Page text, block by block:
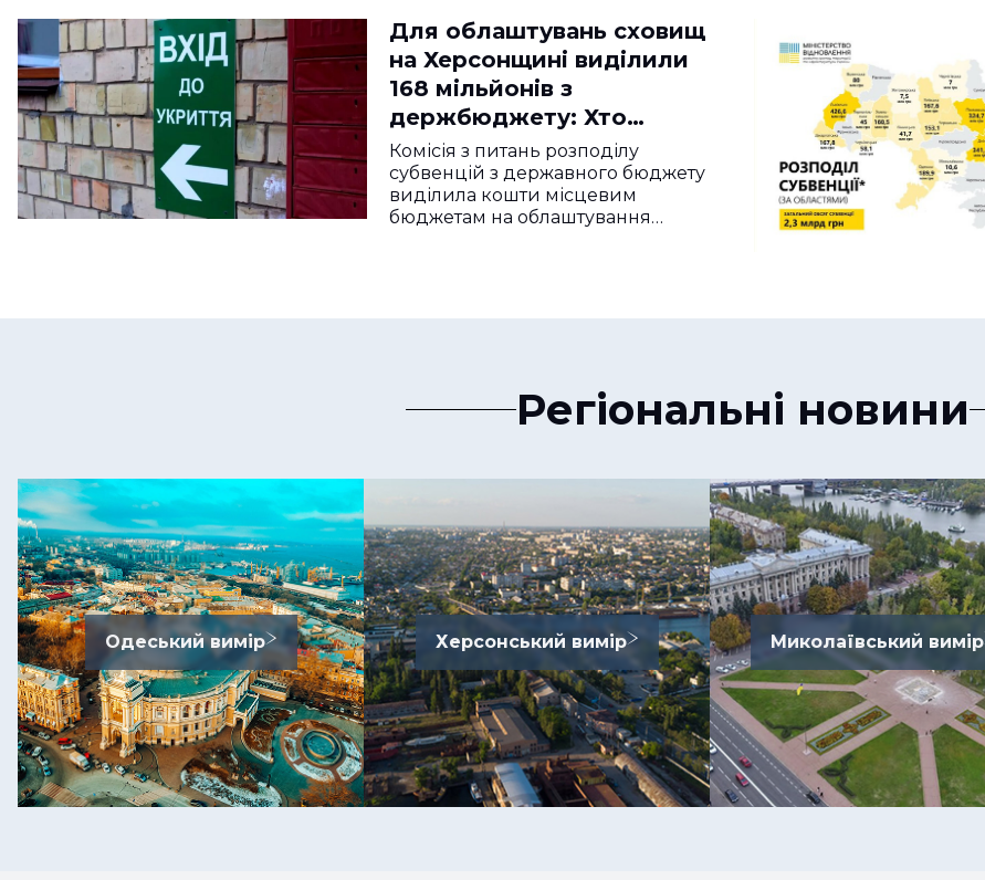
Для облаштувань сховищ
на Херсонщині виділили
168 мільйонів з
держбюджету: Хто
отримає
Комісія з питань розподілу
субвенцій з державного бюджету
виділила кошти місцевим
бюджетам на облаштування…
Регіональні новини
Одеський вимір Херсонський вимір Миколаївський вимір